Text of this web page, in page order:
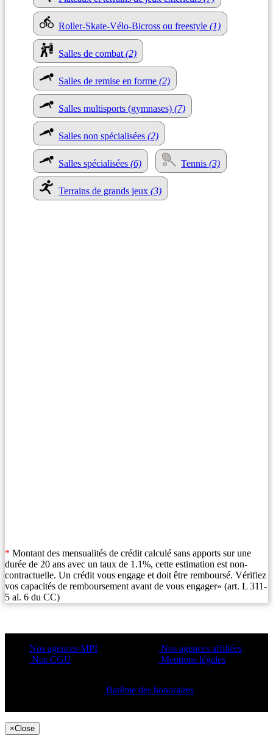
Roller-Skate-Vélo-Bicross ou freestyle (1)
Salles de combat(2)
Salles de remise en forme (2)
Salles multisports (gymnases) (7)
Salles non spécialisées (2)
Salles spécialisées (6) Tennis (3)
Terrains de grands jeux (3)
* Montant des mensualités de crédit calculé sans apports sur une
durée de 20 ans avec un taux de 1.1%, cette estimation est non-
contractuelle. Un crédit vous engage et doit être remboursé. Vérifiez
vos capacités de remboursement avant de vous engager» (art. L 311-
5 al. 6 du CC)
Nos agences MPI
Nos CGU
Nos agences affiliées
Mentions légales
Barême des honoraires
×Close